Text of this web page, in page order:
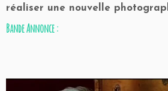
réaliser une nouvelle
Bande Annonce :